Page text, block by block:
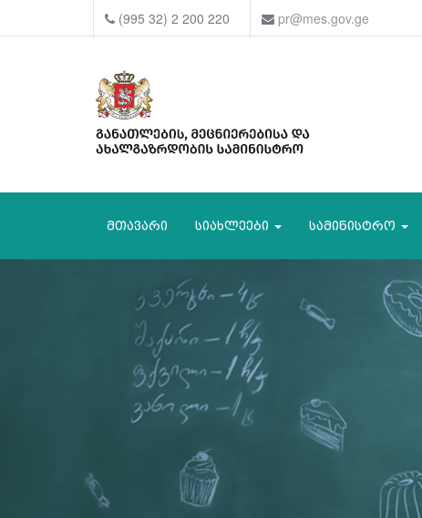
(995 32) 2 200 220 pr@mes.gov.ge
მთავარი სიახლეები სამინისტრო